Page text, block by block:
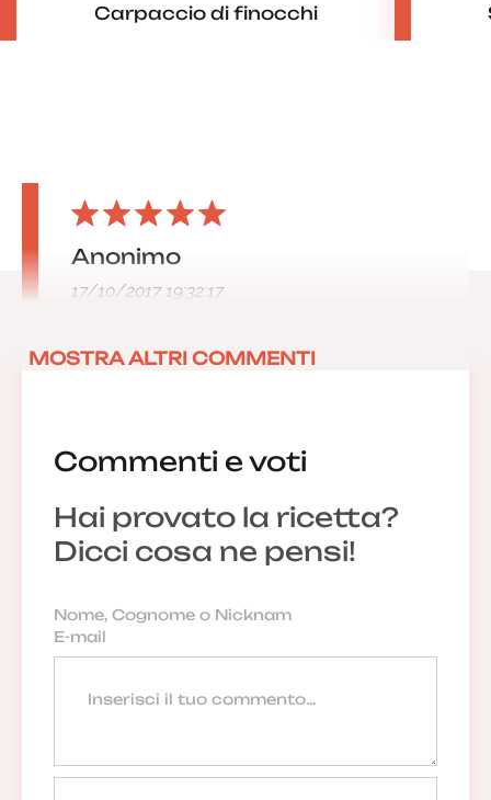
Carpaccio di finocchi
Commenti e voti
Hai provato la ricetta?
Dicci cosa ne pensi!
Anonimo
17/10/2017 19:32:17
MOSTRA ALTRI COMMENTI